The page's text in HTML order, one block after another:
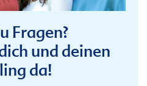
Fragen?
und deinen
da!